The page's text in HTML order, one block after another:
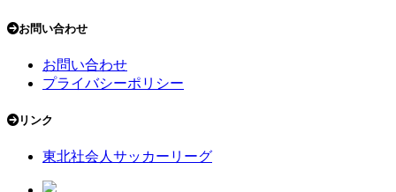
お問い合わせ
お問い合わせ
プライバシーポリシー
リンク
東北社会人サッカーリーグ